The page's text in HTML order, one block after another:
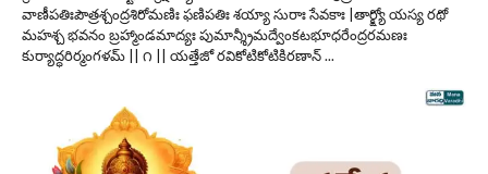
వాణీపతిఃపౌత్రశ్చంద్రశిరోమణిః ఫణిపతిః శయ్యా సురాః సేవకాః |తార్క్ష్యో యస్య రథో
మహశ్చ భవనం బ్రహ్మాండమాద్యః పుమాన్శ్రీమద్వేంకటభూధరేంద్రరమణః
కుర్యాద్ధరిర్మంగళమ్ || ౧ || యత్తేజో రవికోటికోటికిరణాన్ ...